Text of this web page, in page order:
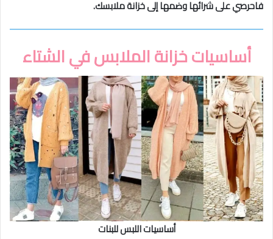
فاحرصي على شرائها وضمها إلى خزانة ملابسك.
أساسيات خزانة الملابس في الشتاء
أساسيات اللبس للبنات